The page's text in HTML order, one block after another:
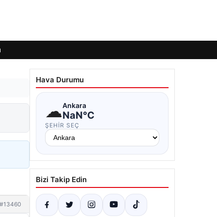
#13460
Hava Durumu
☁Ankara
NaN°C
ŞEHIR SEÇ
Bizi Takip Edin